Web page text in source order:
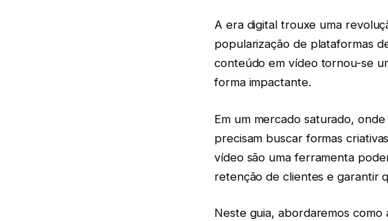
A era digital trouxe uma
popularização de plataformas
conteúdo em vídeo tornou-se
forma impactante.
Em um mercado saturado,
precisam buscar formas
vídeo são uma ferramenta
retenção de clientes e garantir
Neste guia, abordaremos